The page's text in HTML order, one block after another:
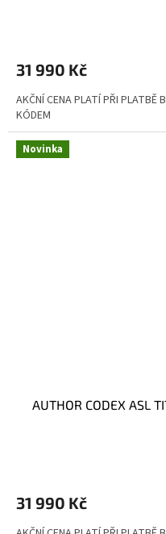
31 990 Kč
AKČNÍ CENA PLATÍ PŘI PLATBĚ
KÓDEM
Novinka
AUTHOR CODEX ASL
31 990 Kč